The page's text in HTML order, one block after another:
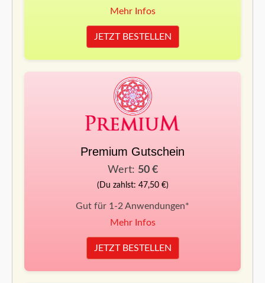
Mehr Infos
JETZT BESTELLEN
Premium Gutschein
Wert: 50 €
(Du zahlst: 47,50 €)
Gut für 1-2 Anwendungen*
Mehr Infos
JETZT BESTELLEN